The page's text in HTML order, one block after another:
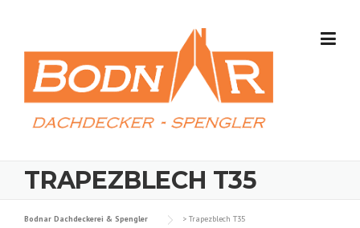
TRAPEZBLECH T35
Bodnar Dachdeckerei & Spengler > Trapezblech T35